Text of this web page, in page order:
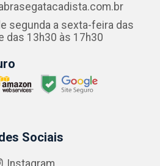
segunda a sexta-feira das
das 13h30 às 17h30
Sociais
Instagram